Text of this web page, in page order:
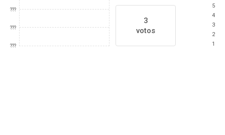
???
???
???
3
votos
5
4
3
2
1